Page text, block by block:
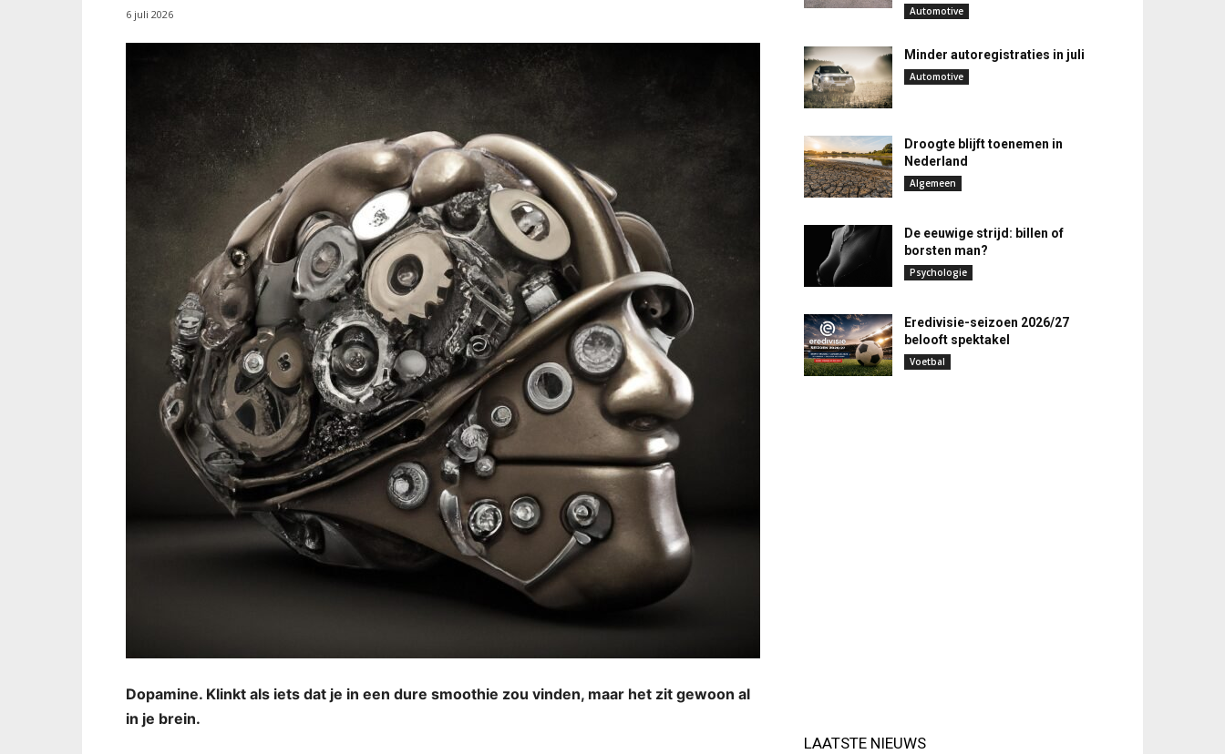
6 juli 2026
Dopamine. Klinkt als iets dat je in een dure smoothie zou vinden, maar het zit gewoon al
in je brein.
Automotive
Minder autoregistraties in juli
Automotive
Droogte blijft toenemen in
Nederland
Algemeen
De eeuwige strijd: billen of
borsten man?
Psychologie
Eredivisie-seizoen 2026/27
belooft spektakel
Voetbal
LAATSTE NIEUWS